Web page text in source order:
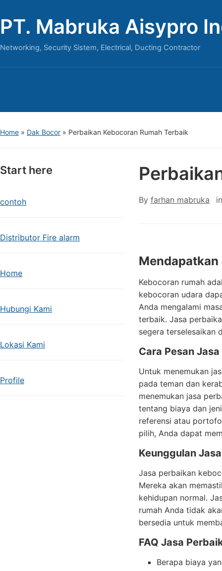
PT. Mabruka Aisypro
Networking, Security Sistem, Electrical, Ducting Contractor
Home » Dak Bocor » Perbaikan Kebocoran Rumah Terbaik
Start here
contoh
Distributor Fire alarm
Home
Hubungi Kami
Lokasi Kami
Profile
By farhan mabruka
Kebocoran rumah
kebocoran udara
Anda mengalami
terbaik. Jasa
segera terselesaikan
Cara Pesan
Untuk menemukan
pada teman dan
menemukan jasa
tentang biaya dan
referensi atau
pilih, Anda dapat
Keunggulan
Jasa perbaikan
Mereka akan
kehidupan normal.
rumah Anda tidak
bersedia untuk
FAQ Jasa
Berapa biaya